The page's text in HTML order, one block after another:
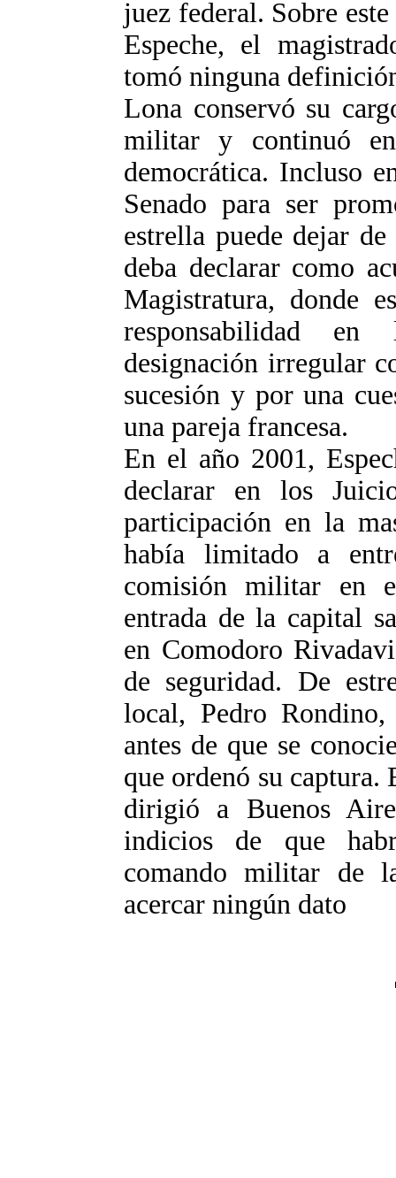
juez federal. Sobre
Espeche, el
tomó ninguna
Lona conservó su
militar y continuó
democrática. Incluso
Senado para ser
estrella puede dejar
deba declarar como
Magistratura, donde
responsabilidad
designación irregular
sucesión y por una
una pareja francesa.
En el año 2001,
declarar en los
participación en la
había limitado a
comisión militar en
entrada de la capital
en Comodoro
de seguridad. De
local, Pedro Rondino,
antes de que se
que ordenó su captura.
dirigió a Buenos
indicios de que
comando militar de
acercar ningún dato